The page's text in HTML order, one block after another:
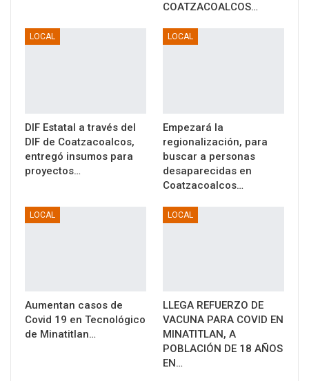
COATZACOALCOS…
LOCAL
DIF Estatal a través del
DIF de Coatzacoalcos,
entregó insumos para
proyectos…
LOCAL
Empezará la
regionalización, para
buscar a personas
desaparecidas en
Coatzacoalcos…
LOCAL
Aumentan casos de
Covid 19 en Tecnológico
de Minatitlan…
LOCAL
LLEGA REFUERZO DE
VACUNA PARA COVID EN
MINATITLAN, A
POBLACIÓN DE 18 AÑOS
EN…